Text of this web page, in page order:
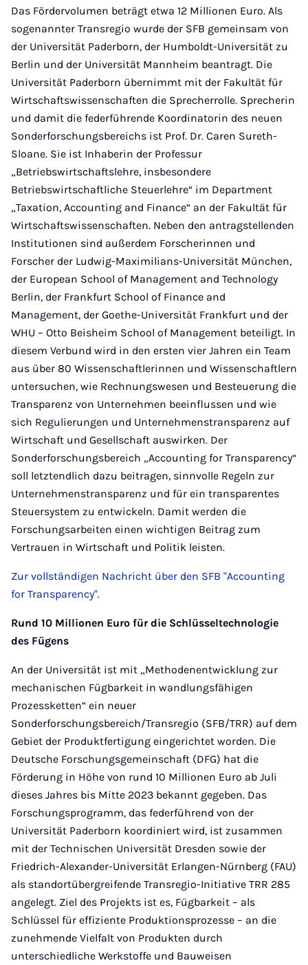
Das Fördervolumen beträgt etwa 12 Millionen Euro. Als
sogenannter Transregio wurde der SFB gemeinsam von
der Universität Paderborn, der Humboldt-Universität zu
Berlin und der Universität Mannheim beantragt. Die
Universität Paderborn übernimmt mit der Fakultät für
Wirtschaftswissenschaften die Sprecherrolle. Sprecherin
und damit die federführende Koordinatorin des neuen
Sonderforschungsbereichs ist Prof. Dr. Caren Sureth-
Sloane. Sie ist Inhaberin der Professur
„Betriebswirtschaftslehre, insbesondere
Betriebswirtschaftliche Steuerlehre“ im Department
„Taxation, Accounting and Finance“ an der Fakultät für
Wirtschaftswissenschaften. Neben den antragstellenden
Institutionen sind außerdem Forscherinnen und
Forscher der Ludwig-Maximilians-Universität München,
der European School of Management and Technology
Berlin, der Frankfurt School of Finance and
Management, der Goethe-Universität Frankfurt und der
WHU – Otto Beisheim School of Management beteiligt. In
diesem Verbund wird in den ersten vier Jahren ein Team
aus über 80 Wissenschaftlerinnen und Wissenschaftlern
untersuchen, wie Rechnungswesen und Besteuerung die
Transparenz von Unternehmen beeinflussen und wie
sich Regulierungen und Unternehmenstransparenz auf
Wirtschaft und Gesellschaft auswirken. Der
Sonderforschungsbereich „Accounting for Transparency“
soll letztendlich dazu beitragen, sinnvolle Regeln zur
Unternehmenstransparenz und für ein transparentes
Steuersystem zu entwickeln. Damit werden die
Forschungsarbeiten einen wichtigen Beitrag zum
Vertrauen in Wirtschaft und Politik leisten.
Zur vollständigen Nachricht über den SFB "Accounting
for Transparency".
Rund 10 Millionen Euro für die Schlüsseltechnologie
des Fügens
An der Universität ist mit „Methodenentwicklung zur
mechanischen Fügbarkeit in wandlungsfähigen
Prozessketten“ ein neuer
Sonderforschungsbereich/Transregio (SFB/TRR) auf dem
Gebiet der Produktfertigung eingerichtet worden. Die
Deutsche Forschungsgemeinschaft (DFG) hat die
Förderung in Höhe von rund 10 Millionen Euro ab Juli
dieses Jahres bis Mitte 2023 bekannt gegeben. Das
Forschungsprogramm, das federführend von der
Universität Paderborn koordiniert wird, ist zusammen
mit der Technischen Universität Dresden sowie der
Friedrich-Alexander-Universität Erlangen-Nürnberg (FAU)
als standortübergreifende Transregio-Initiative TRR 285
angelegt. Ziel des Projekts ist es, Fügbarkeit – als
Schlüssel für effiziente Produktionsprozesse – an die
zunehmende Vielfalt von Produkten durch
unterschiedliche Werkstoffe und Bauweisen